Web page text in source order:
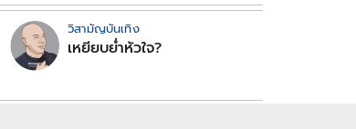
วิสามัญบันเทิง
เหยียบย่ำหัวใจ?